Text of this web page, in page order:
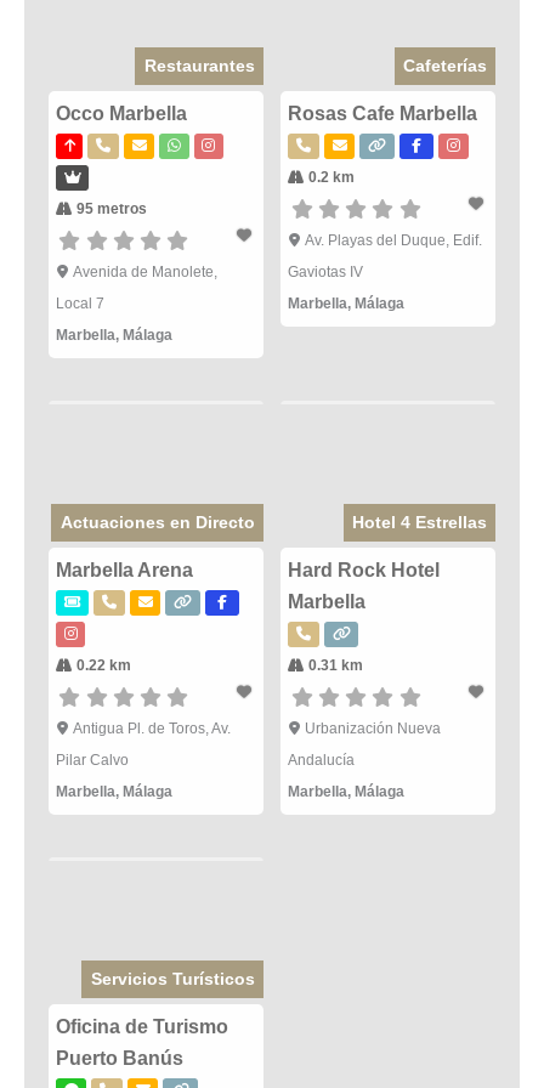
Restaurantes
Occo Marbella
95 metros
Avenida de Manolete,
Local 7
Marbella, Málaga
Cafeterías
Rosas Cafe Marbella
0.2 km
Av. Playas del Duque, Edif.
Gaviotas IV
Marbella, Málaga
Actuaciones en Directo
Marbella Arena
0.22 km
Antigua Pl. de Toros, Av.
Pilar Calvo
Marbella, Málaga
Hotel 4 Estrellas
Hard Rock Hotel
Marbella
0.31 km
Urbanización Nueva
Andalucía
Marbella, Málaga
Servicios Turísticos
Oficina de Turismo
Puerto Banús